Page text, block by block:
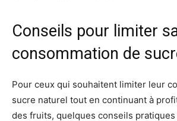
Conseils pour limiter
consommation de
Pour ceux qui souhaitent limiter leur
sucre naturel tout en continuant à
des fruits, quelques conseils